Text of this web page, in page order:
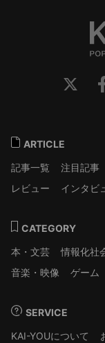
ARTICLE
記事一覧
注目記事
レビュー
インタビ
CATEGORY
本・文芸
情報化社
音楽・映像
ゲーム
SERVICE
KAI-YOUについて